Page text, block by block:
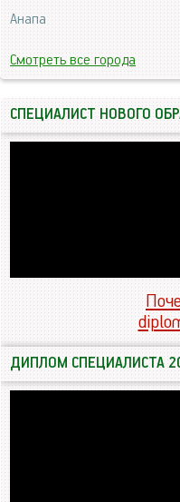
Анапа
Смотреть все города
СПЕЦИАЛИСТ НОВОГО
ДИПЛОМ СПЕЦИАЛИСТА